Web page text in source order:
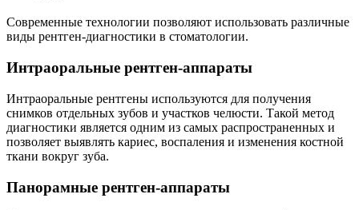
Современные технологии позволяют использовать различные
виды рентген-диагностики в стоматологии.
Интраоральные рентген-аппараты
Интраоральные рентгены используются для получения
снимков отдельных зубов и участков челюсти. Такой метод
диагностики является одним из самых распространенных и
позволяет выявлять кариес, воспаления и изменения костной
ткани вокруг зуба.
Панорамные рентген-аппараты